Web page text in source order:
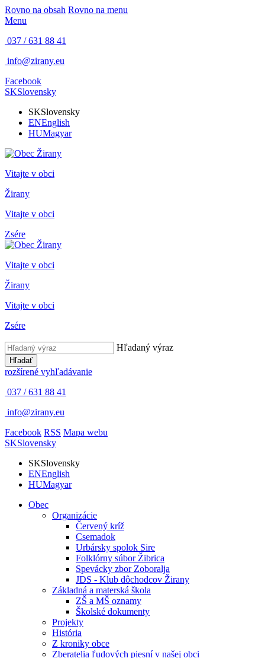
Rovno na obsah Rovno na menu
Menu
037 / 631 88 41
info@zirany.eu
Facebook
SKSlovensky
SKSlovensky
ENEnglish
HUMagyar
Vitajte v obci
Žirany
Vitajte v obci
Zsére
Vitajte v obci
Žirany
Vitajte v obci
Zsére
Hľadaný výraz
Hľadať
rozšírené vyhľadávanie
037 / 631 88 41
info@zirany.eu
Facebook RSS Mapa webu
SKSlovensky
SKSlovensky
ENEnglish
HUMagyar
Obec
Organizácie
Červený kríž
Csemadok
Urbársky spolok Sire
Folklórny súbor Žibrica
Spevácky zbor Zoboralja
JDS - Klub dôchodcov Žirany
Základná a materská škola
ZŠ a MŠ oznamy
Školské dokumenty
Projekty
História
Z kroniky obce
Zberatelia ľudových piesní v našej obci